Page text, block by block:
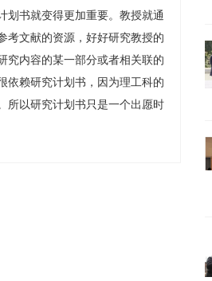
划书就变得更加重要。教授就通
考文献的资源，好好研究教授的
究内容的某一部分或者相关联的
依赖研究计划书，因为理工科的
所以研究计划书只是一个出愿时